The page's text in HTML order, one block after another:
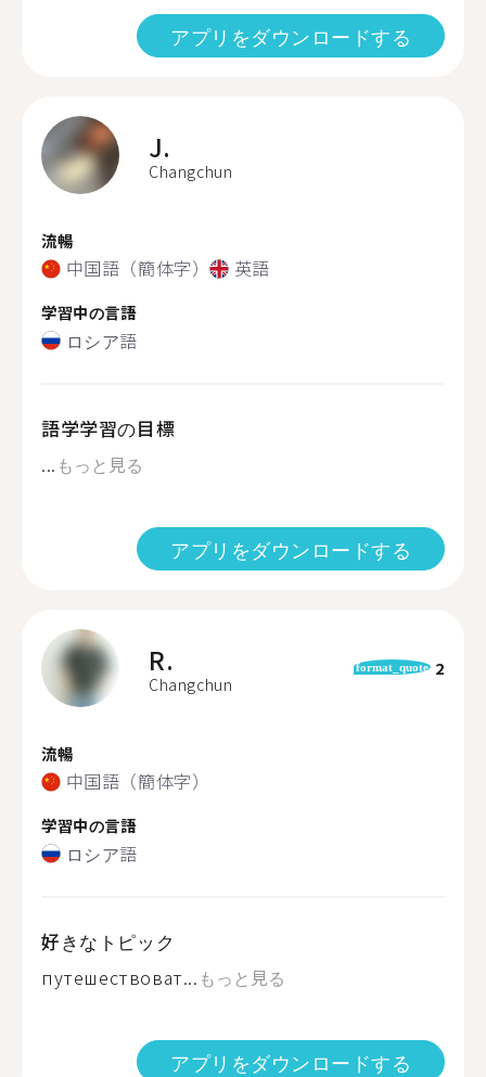
アプリをダウンロードする
J.
Changchun
流暢
中国語（簡体字） 英語
学習中の言語
ロシア語
語学学習の目標
... もっと見る
アプリをダウンロードする
R.
Changchun
format_quote 2
流暢
中国語（簡体字）
学習中の言語
ロシア語
好きなトピック
путешествоват... もっと見る
アプリをダウンロードする